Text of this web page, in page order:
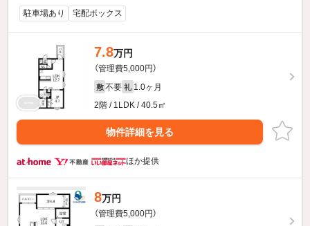
駐車場あり
宅配ボックス
7.8万円
（管理費5,000円）
敷 不要 礼 1.0ヶ月
2階 / 1LDK / 40.5㎡
物件詳細を見る
ほか提供
8万円
（管理費5,000円）